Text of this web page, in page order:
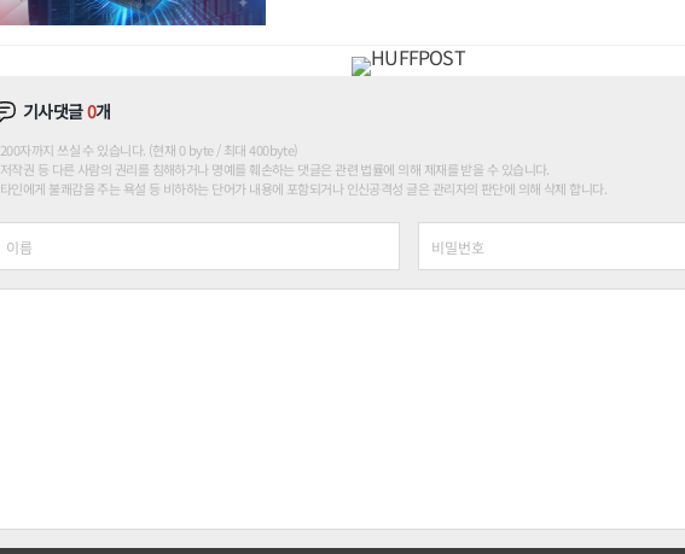
기사댓글0개
200자까지 쓰실 수 있습니다. (현재 0 byte / 최대 400byte)
저작권 등 다른 사람의 권리를 침해하거나 명예를 훼손하는 댓글은 관련 법률에 의해 제재를 받을 수 있습니다.
타인에게 불쾌감을 주는 욕설 등 비하하는 단어가 내용에 포함되거나 인신공격성 글은 관리자의 판단에 의해 삭제 합니다.